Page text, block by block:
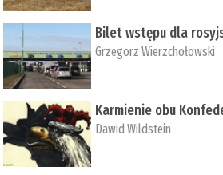
Bilet wstępu dla
Grzegorz Wierzchołowski
Karmienie obu
Dawid Wildstein